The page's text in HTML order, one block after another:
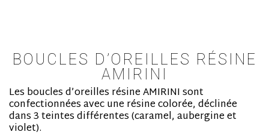
BOUCLES D’OREILLES RÉSINE
AMIRINI
Les boucles d’oreilles résine AMIRINI sont
confectionnées avec une résine colorée, déclinée
dans 3 teintes différentes (caramel, aubergine et
violet).